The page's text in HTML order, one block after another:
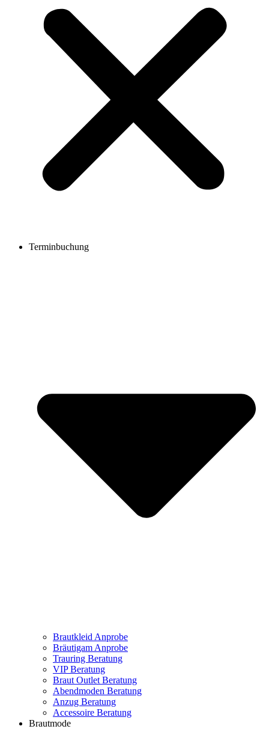
Terminbuchung
Brautkleid Anprobe
Bräutigam Anprobe
Trauring Beratung
VIP Beratung
Braut Outlet Beratung
Abendmoden Beratung
Anzug Beratung
Accessoire Beratung
Brautmode